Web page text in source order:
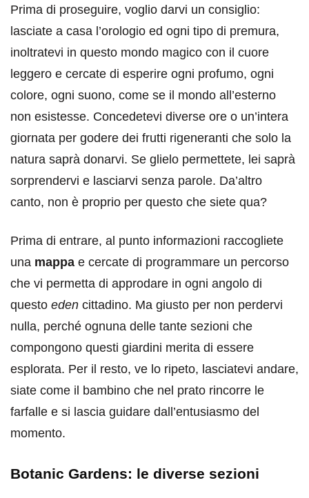
Prima di proseguire, voglio darvi un consiglio:
lasciate a casa l’orologio ed ogni tipo di premura,
inoltratevi in questo mondo magico con il cuore
leggero e cercate di esperire ogni profumo, ogni
colore, ogni suono, come se il mondo all’esterno
non esistesse. Concedetevi diverse ore o un’intera
giornata per godere dei frutti rigeneranti che solo la
natura saprà donarvi. Se glielo permettete, lei saprà
sorprendervi e lasciarvi senza parole. Da’altro
canto, non è proprio per questo che siete qua?
Prima di entrare, al punto informazioni raccogliete
una mappa e cercate di programmare un percorso
che vi permetta di approdare in ogni angolo di
questo eden cittadino. Ma giusto per non perdervi
nulla, perché ognuna delle tante sezioni che
compongono questi giardini merita di essere
esplorata. Per il resto, ve lo ripeto, lasciatevi andare,
siate come il bambino che nel prato rincorre le
farfalle e si lascia guidare dall’entusiasmo del
momento.
Botanic Gardens: le diverse sezioni